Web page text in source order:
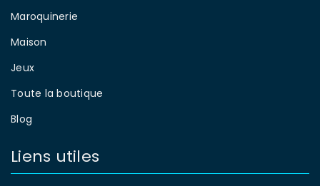
Maroquinerie
Maison
Jeux
Toute la boutique
Blog
Liens utiles